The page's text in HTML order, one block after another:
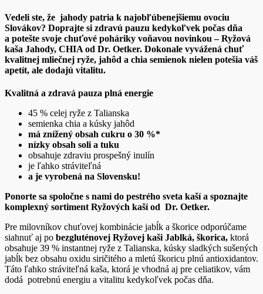
Vedeli ste, že jahody patria k najobľúbenejšiemu ovociu
Slovákov? Doprajte si zdravú pauzu kedykoľvek počas dňa
a potešte svoje chuťové poháriky voňavou novinkou – Ryžová
kaša Jahody, CHIA od Dr. Oetker. Dokonale vyvážená chuť
kvalitnej mliečnej ryže, jahôd a chia semienok nielen potešia váš
apetít, ale dodajú vitalitu.
Kvalitná a zdravá pauza plná energie
45 % celej ryže z Talianska
semienka chia a kúsky jahôd
má znížený obsah cukru o 30 %*
nízky obsah soli a tuku
obsahuje zdraviu prospešný inulín
je ľahko stráviteľná
a je vyrobená na Slovensku!
Ponorte sa spoločne s nami do pestrého sveta kaší a spoznajte
komplexný sortiment Ryžových kaší od Dr. Oetker.
Pre milovníkov chuťovej kombinácie jabĺk a škorice odporúčame
siahnuť aj po bezgluténovej Ryžovej kaši Jablká, škorica, ktorá
obsahuje 39 % instantnej ryže z Talianska, kúsky sladkých sušených
jabĺk bez obsahu oxidu siričitého a mletú škoricu plnú antioxidantov.
Táto ľahko stráviteľná kaša, ktorá je vhodná aj pre celiatikov, vám
dodá potrebnú energiu a vitalitu kedykoľvek počas dňa.